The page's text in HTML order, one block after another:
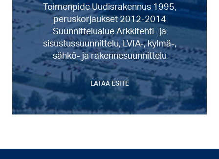
Toimenpide Uudisrakennus 1995,
peruskorjaukset 2012-2014
Suunnittelualue Arkkitehti- ja
sisustussuunnittelu, LVIA-, kylmä-,
sähkö- ja rakennesuunnittelu
LATAA ESITE